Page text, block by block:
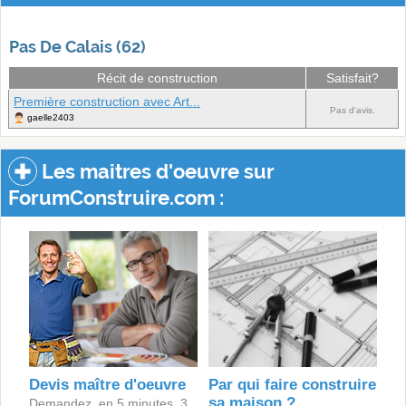
Pas De Calais (62)
Récit de construction
Satisfait?
Première construction avec Art...
gaelle2403
Pas d'avis.
Les maitres d'oeuvre sur
ForumConstruire.com :
Devis maître d'oeuvre
Par qui faire construire